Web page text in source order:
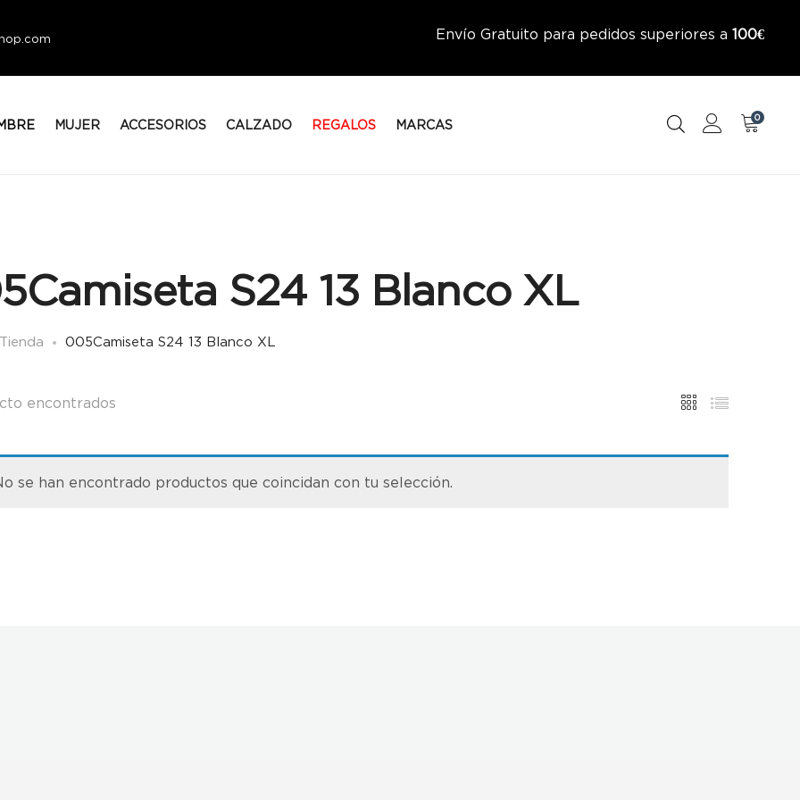
Envío Gratuito para pedidos superiores a 100€
MUJER ACCESORIOS CALZADO REGALOS MARCAS
0
S24 13 Blanco XL
Tienda 005Camiseta S24 13 Blanco XL
encontrados
se han encontrado productos que coincidan con tu selección.